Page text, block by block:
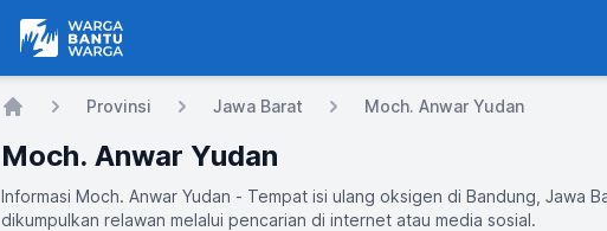
Warga Bantu Warga
Provinsi Jawa Barat Moch. Anwar Yudan
Moch. Anwar Yudan
Informasi Moch. Anwar Yudan - Tempat isi ulang oksigen di Bandung, Jawa
dikumpulkan relawan melalui pencarian di internet atau media sosial.